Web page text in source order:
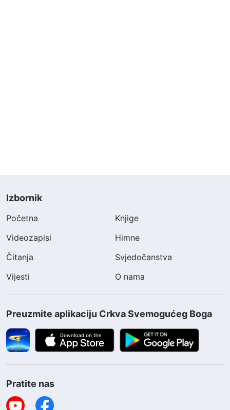
Izbornik
Početna
Knjige
Videozapisi
Himne
Čitanja
Svjedočanstva
Vijesti
O nama
Preuzmite aplikaciju Crkva Svemogućeg Boga
Pratite nas